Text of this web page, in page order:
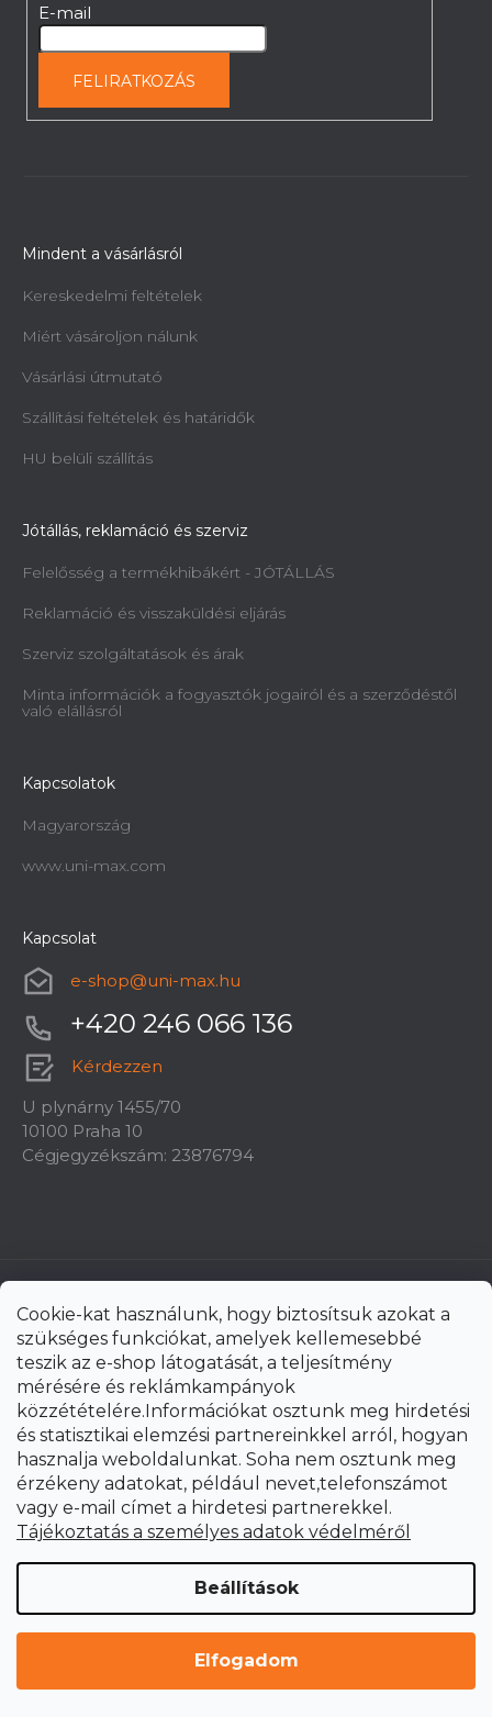
Cookie-kat használunk, hogy biztosítsuk azokat a
szükséges funkciókat, amelyek kellemesebbé
teszik az e-shop látogatását, a teljesítmény
mérésére és reklámkampányok
közzétételére.Információkat osztunk meg hirdetési
és statisztikai elemzési partnereinkkel arról, hogyan
hasznalja weboldalunkat. Soha nem osztunk meg
érzékeny adatokat, például nevet,telefonszámot
vagy e-mail címet a hirdetesi partnerekkel.
Tájékoztatás a személyes adatok védelméről
Beállítások
Elfogadom
E-mail
FELIRATKOZÁS
Mindent a vásárlásról
Kereskedelmi feltételek
Miért vásároljon nálunk
Vásárlási útmutató
Szállítási feltételek és határidők
HU belüli szállítás
Jótállás, reklamáció és szerviz
Felelősség a termékhibákért - JÓTÁLLÁS
Reklamáció és visszaküldési eljárás
Szerviz szolgáltatások és árak
Minta információk a fogyasztók jogairól és a szerződéstől
való elállásról
Kapcsolatok
Magyarország
www.uni-max.com
Kapcsolat
e-shop@uni-max.hu
+420 246 066 136
Kérdezzen
U plynárny 1455/70
10100 Praha 10
Cégjegyzékszám: 23876794
Shoptet Premium készítette
beállítások szerkesztése